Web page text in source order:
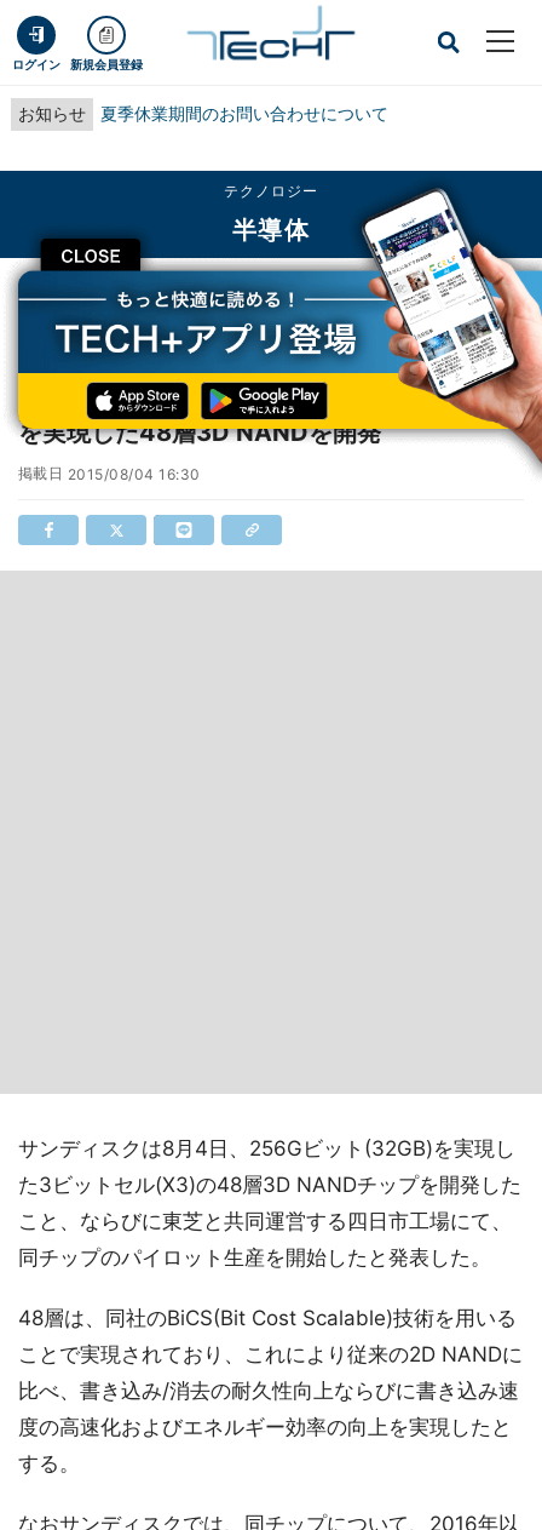
ログイン 新規会員登録
お知らせ 夏季休業期間のお問い合わせについて
CLOSE
テクノロジー
半導体
TECH+ テクノロジー
半導体
サンディスク、3ビットセルを採用して32GBを実現した48層3D NANDを開発
サンディスク、3ビットセルを採用して32GB
を実現した48層3D NANDを開発
掲載日 2015/08/04 16:30
サンディスクは8月4日、256Gビット(32GB)を実現し
た3ビットセル(X3)の48層3D NANDチップを開発した
こと、ならびに東芝と共同運営する四日市工場にて、
同チップのパイロット生産を開始したと発表した。
48層は、同社のBiCS(Bit Cost Scalable)技術を用いる
ことで実現されており、これにより従来の2D NANDに
比べ、書き込み/消去の耐久性向上ならびに書き込み速
度の高速化およびエネルギー効率の向上を実現したと
する。
なおサンディスクでは、同チップについて、2016年以